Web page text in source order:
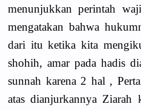
menunjukkan perintah
mengatakan bahwa
dari itu ketika kita
shohih, amar pada hadis
sunnah karena 2 hal ,
atas dianjurkannya Ziarah